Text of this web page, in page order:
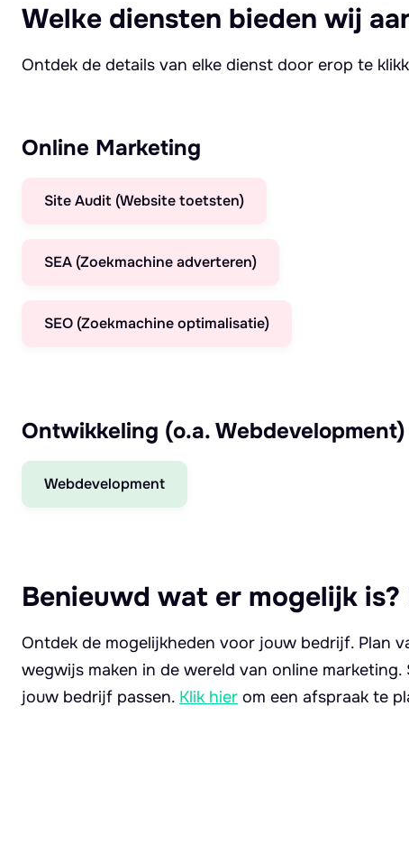
Welke diensten bieden wij
Ontdek de details van elke dienst door erop te
Online Marketing
Site Audit (Website toetsten)
SEA (Zoekmachine adverteren)
SEO (Zoekmachine optimalisatie)
Ontwikkeling (o.a. Webdevelopment)
Webdevelopment
Benieuwd wat er mogelijk
Ontdek de mogelijkheden voor jouw bedrijf. Plan
wegwijs maken in de wereld van online
jouw bedrijf passen. Klik hier om een afspraak te